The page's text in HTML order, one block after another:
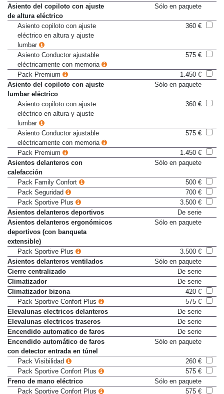
Pack Premium
1.450 €
Asiento del copiloto con ajuste
de altura eléctrico
Asiento copiloto con ajuste
eléctrico en altura y ajuste
lumbar
Asiento Conductor ajustable
eléctricamente con memoria
Pack Premium
1.450 €
Asiento del copiloto con ajuste
lumbar eléctrico
Asiento copiloto con ajuste
eléctrico en altura y ajuste
lumbar
Asiento Conductor ajustable
eléctricamente con memoria
Pack Premium
1.450 €
Asientos delanteros con
calefacción
Pack Family Confort
500 €
Pack Seguridad
700 €
Pack Sportive Plus
3.500 €
Asientos delanteros deportivos
De serie
Asientos delanteros ergonómicos
deportivos (con banqueta
extensible)
Pack Sportive Plus
3.500 €
Asientos delanteros ventilados
Sólo en paquete
Cierre centralizado
De serie
Climatizador
De serie
Climatizador bizona
420 €
Pack Sportive Confort Plus
575 €
Elevalunas electricos delanteros
De serie
Elevalunas electricos traseros
De serie
Encendido automatico de faros
De serie
Encendido automático de faros
con detector entrada en túnel
Pack Visibilidad
260 €
Pack Sportive Confort Plus
575 €
Freno de mano eléctrico
Sólo en paquete